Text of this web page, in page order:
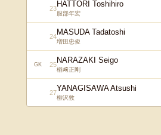
23HATTORI Toshihiro
服部年宏
24MASUDA Tadatoshi
増田忠俊
GK 25NARAZAKI Seigo
楢﨑正剛
27YANAGISAWA Atsushi
柳沢敦